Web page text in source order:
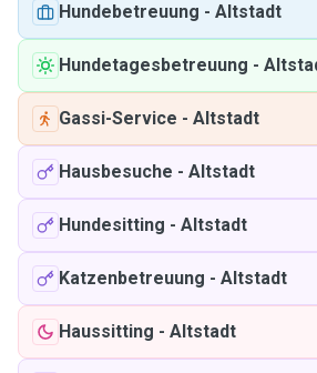
Hundebetreuung - Altstadt
Hundetagesbetreuung -
Gassi-Service - Altstadt
Hausbesuche - Altstadt
Hundesitting - Altstadt
Katzenbetreuung - Altstadt
Haussitting - Altstadt